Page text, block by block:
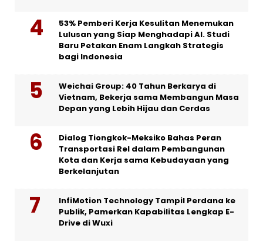
53% Pemberi Kerja Kesulitan Menemukan
Lulusan yang Siap Menghadapi AI. Studi
Baru Petakan Enam Langkah Strategis
bagi Indonesia
Weichai Group: 40 Tahun Berkarya di
Vietnam, Bekerja sama Membangun Masa
Depan yang Lebih Hijau dan Cerdas
Dialog Tiongkok-Meksiko Bahas Peran
Transportasi Rel dalam Pembangunan
Kota dan Kerja sama Kebudayaan yang
Berkelanjutan
InfiMotion Technology Tampil Perdana ke
Publik, Pamerkan Kapabilitas Lengkap E-
Drive di Wuxi